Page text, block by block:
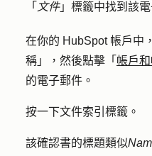
「 文件」標籤中找到該
在你的 HubSpot 帳戶中
稱」，然後點擊「 帳戶
的電子郵件。
按一下文件索引標籤。
該確認書的標題類似